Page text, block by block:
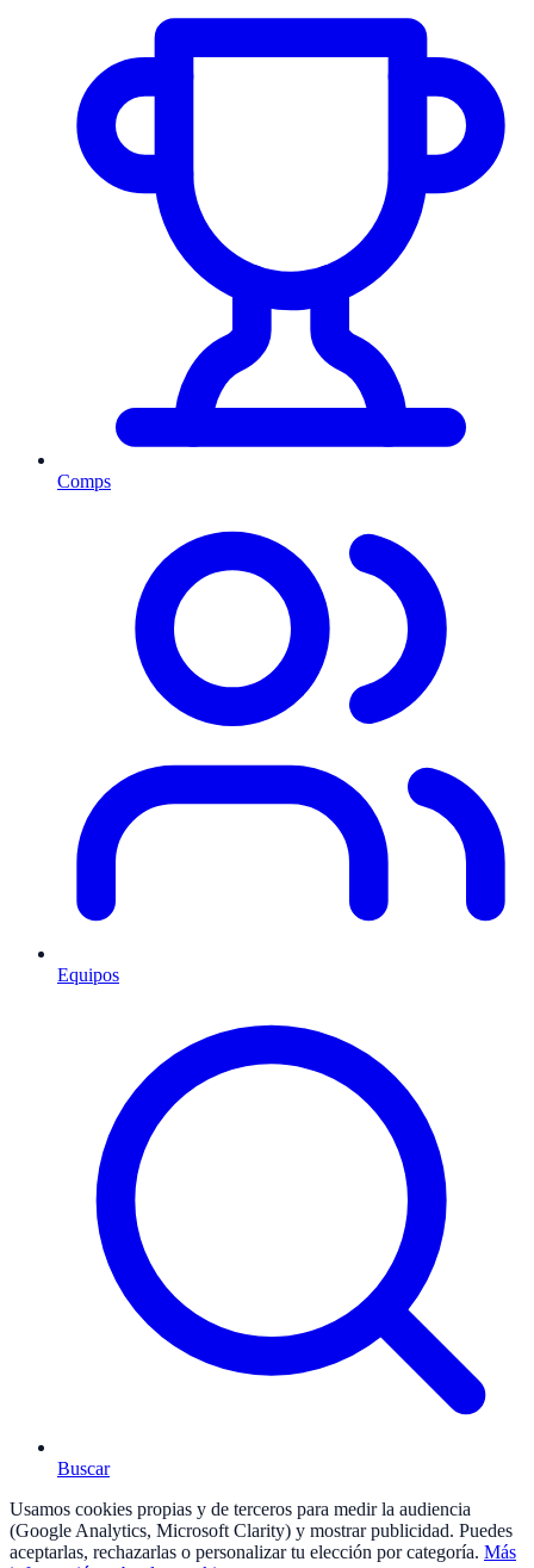
Comps
Equipos
Buscar
Usamos cookies propias y de terceros para medir la audiencia
(Google Analytics, Microsoft Clarity) y mostrar publicidad. Puedes
aceptarlas, rechazarlas o personalizar tu elección por categoría. Más